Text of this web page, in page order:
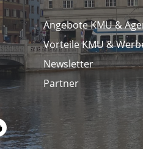
Angebote KMU &
Vorteile KMU &
Newsletter
Partner